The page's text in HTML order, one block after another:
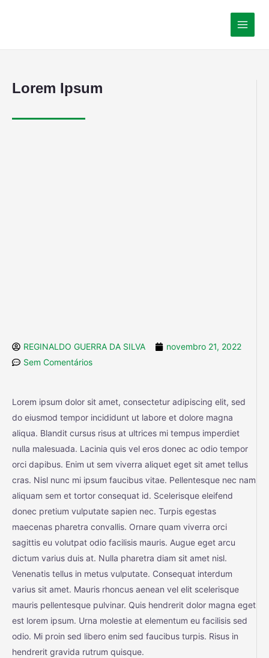
Lorem Ipsum
REGINALDO GUERRA DA SILVA
novembro 21, 2022
Sem Comentários
Lorem ipsum dolor sit amet, consectetur adipiscing elit, sed
do eiusmod tempor incididunt ut labore et dolore magna
aliqua. Blandit cursus risus at ultrices mi tempus imperdiet
nulla malesuada. Lacinia quis vel eros donec ac odio tempor
orci dapibus. Enim ut sem viverra aliquet eget sit amet tellus
cras. Nisl nunc mi ipsum faucibus vitae. Pellentesque nec nam
aliquam sem et tortor consequat id. Scelerisque eleifend
donec pretium vulputate sapien nec. Turpis egestas
maecenas pharetra convallis. Ornare quam viverra orci
sagittis eu volutpat odio facilisis mauris. Augue eget arcu
dictum varius duis at. Nulla pharetra diam sit amet nisl.
Venenatis tellus in metus vulputate. Consequat interdum
varius sit amet. Mauris rhoncus aenean vel elit scelerisque
mauris pellentesque pulvinar. Quis hendrerit dolor magna eget
est lorem ipsum. Urna molestie at elementum eu facilisis sed
odio. Mi proin sed libero enim sed faucibus turpis. Risus in
hendrerit gravida rutrum quisque.